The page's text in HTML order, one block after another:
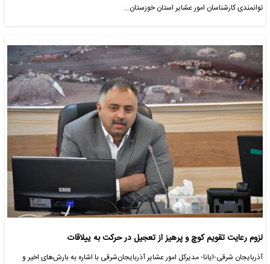
توانمندی کارشناسان امور عشایر استان خوزستان…
لزوم رعایت تقویم کوچ و پرهیز از تعجیل در حرکت به ییلاقات
آذربایجان شرقی-ایانا- مدیرکل امور عشایر آذربایجان‌شرقی با اشاره به بارش‌های اخیر و